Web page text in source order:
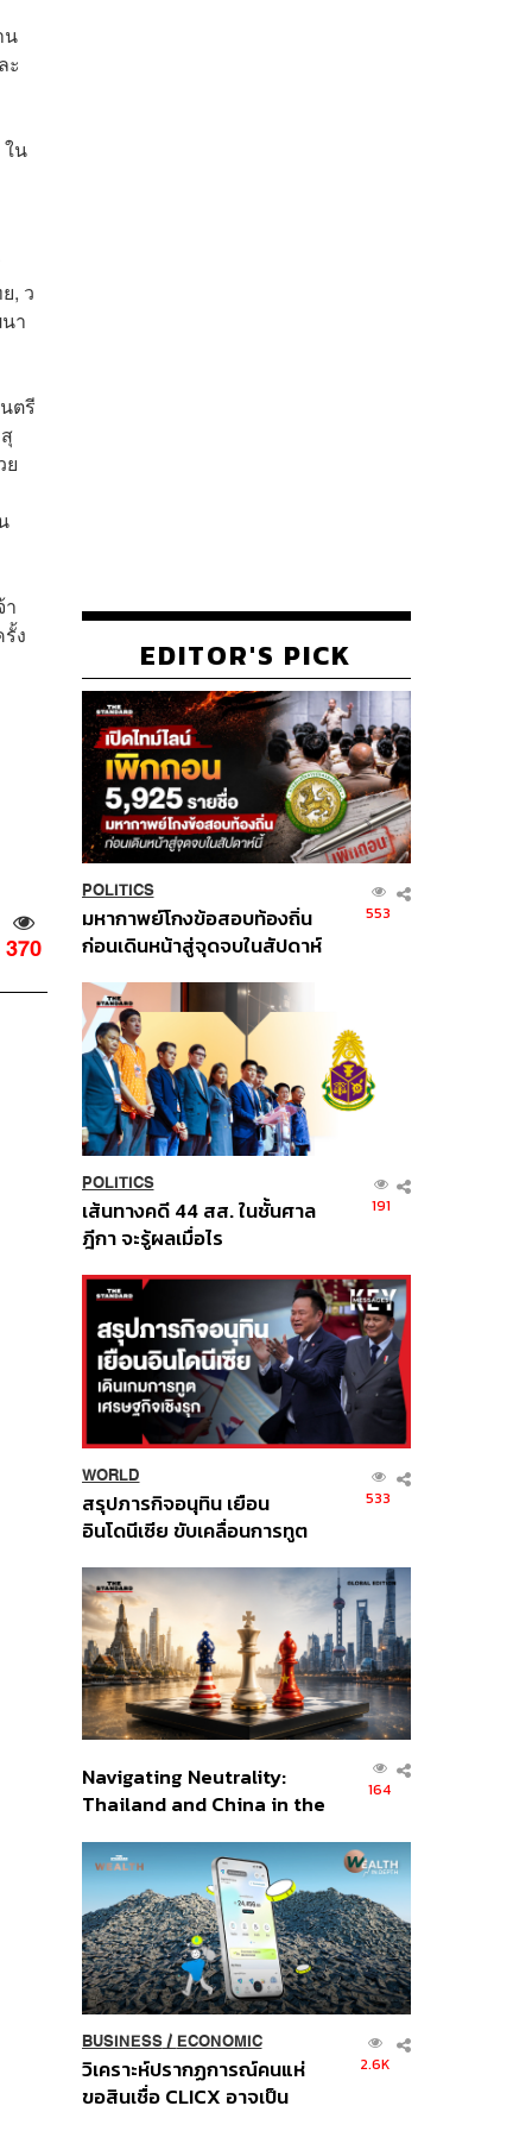
น
ะ
น
, ว
า
ตรี
ย
ง
370
EDITOR'S PICK
POLITICS
มหากาพย์โกงข้อสอบท้องถิ่น
ก่อนเดินหน้าสู่จุดจบในสัปดาห์
553
POLITICS
เส้นทางคดี 44 สส. ในชั้นศาล
ฎีกา จะรู้ผลเมื่อไร
191
WORLD
สรุปภารกิจอนุทิน เยือน
อินโดนีเซีย ขับเคลื่อนการทูต
ส่วนยุทธศาสตร์ไทย –
อินโดนีเซีย
533
Navigating Neutrality:
Thailand and China in the
Order
164
BUSINESS/ ECONOMIC
วิเคราะห์ปรากฏการณ์คนแห่
ขอสินเชื่อ CLICX อาจเป็น
2.6K